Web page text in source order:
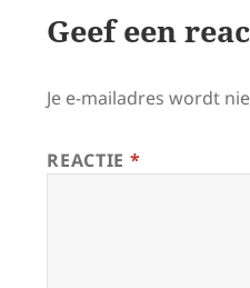
Geef een
Je e-mailadres wordt
REACTIE *